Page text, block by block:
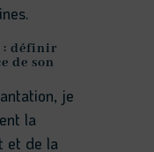
: définir
de son
je
la
et de la